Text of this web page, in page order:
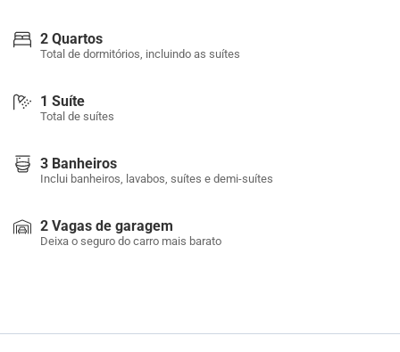
2 Quartos
Total de dormitórios, incluindo as suítes
1 Suíte
Total de suítes
3 Banheiros
Inclui banheiros, lavabos, suítes e demi-suítes
2 Vagas de garagem
Deixa o seguro do carro mais barato